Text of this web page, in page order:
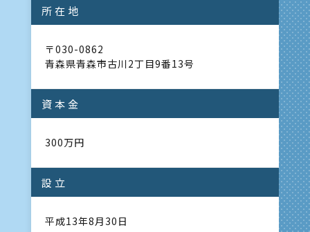
所在地
〒030-0862
青森県青森市古川2丁目9番13号
資本金
300万円
設立
平成13年8月30日